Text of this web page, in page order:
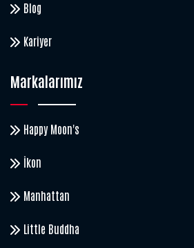
Blog
Kariyer
Markalarımız
Happy Moon's
İkon
Manhattan
Little Buddha